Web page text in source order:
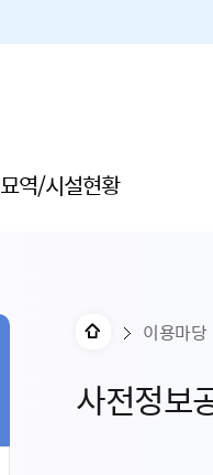
묘역/시설현황
사전정보
이용마당